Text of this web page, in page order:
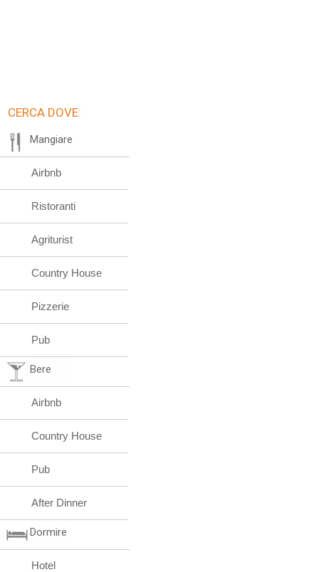
CERCA DOVE:
Mangiare
Airbnb
Ristoranti
Agriturist
Country House
Pizzerie
Pub
Bere
Airbnb
Country House
Pub
After Dinner
Dormire
Hotel